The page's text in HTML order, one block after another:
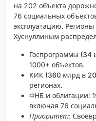
на 202 объекта
76 социальных
эксплуатацию. Регионы
Хуснуллиным
Госпрограммы (34
1000+ объектов.
КИК (360 млрд в
регионах.
ФНБ и облигации:
включая 76
Приоритет: